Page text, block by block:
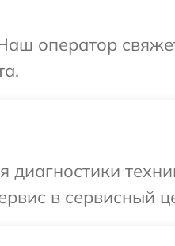
оператор
в сервисный